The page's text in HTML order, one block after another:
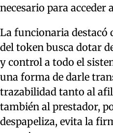
necesario para acceder
La funcionaria destacó
del token busca dotar
y control a todo el
una forma de darle
trazabilidad tanto al
también al prestador,
despapeliza, evita la